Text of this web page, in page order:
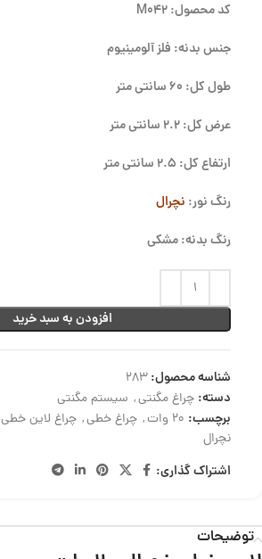
کد محصول: M042
جنس بدنه: فلز آلومینیوم
طول کل: 60 سانتی متر
عرض کل: 2.2 سانتی متر
ارتفاع کل: 2.5 سانتی متر
رنگ نور: نچرال
رنگ بدنه: مشکی
افزودن به سبد خرید
شناسه محصول:283
دسته: چراغ مگنتی, سیستم مگنتی
برچسب: 20 وات , چراغ خطی, چراغ لاین خطی
نچرال
اشتراک گذاری:
توضیحات